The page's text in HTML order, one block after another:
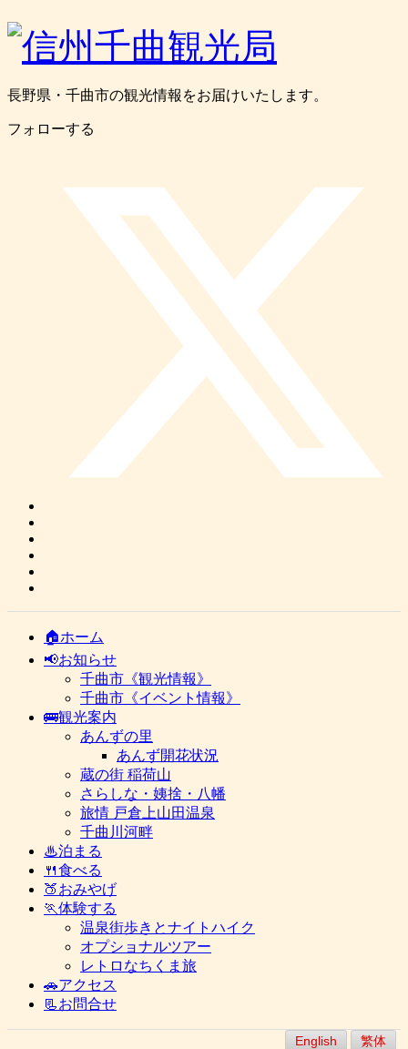
長野県・千曲市の観光情報をお届けいたします。
フォローする
🏠ホーム
📢お知らせ
千曲市《観光情報》
千曲市《イベント情報》
🚌観光案内
あんずの里
あんず開花状況
蔵の街 稲荷山
さらしな・姨捨・八幡
旅情 戸倉上山田温泉
千曲川河畔
♨泊まる
🍴食べる
🍑おみやげ
🏃体験する
温泉街歩きとナイトハイク
オプショナルツアー
レトロなちくま旅
🚗アクセス
📃お問合せ
English 繁体